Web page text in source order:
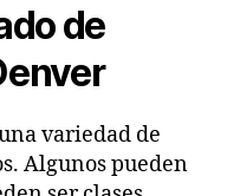
de
variedad de
Algunos pueden